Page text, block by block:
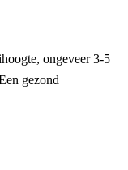
ongeveer 3-5
gezond